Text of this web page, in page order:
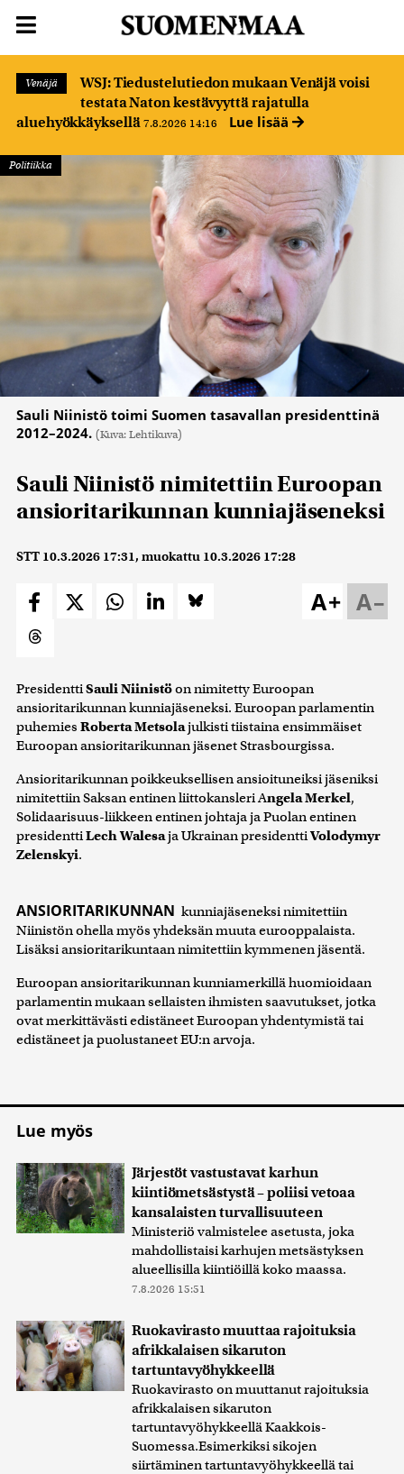
Venäjä
WSJ: Tiedustelutiedon mukaan Venäjä voisi
testata Naton kestävyyttä rajatulla
aluehyökkäyksellä 7.8.2026 14:16 Lue lisää
Politiikka
Sauli Niinistö toimi Suomen tasavallan presidenttinä
2012–2024. (Kuva: Lehtikuva)
Sauli Niinistö nimitettiin Euroopan
ansioritarikunnan kunniajäseneksi
STT 10.3.2026 17:31, muokattu 10.3.2026 17:28
A–
A+
PresidenttiSauli Niinistöon nimitetty Euroopan
ansioritarikunnan kunniajäseneksi. Euroopan parlamentin
puhemies Roberta Metsolajulkisti tiistaina ensimmäiset
Euroopan ansioritarikunnan jäsenet Strasbourgissa.
Ansioritarikunnan poikkeuksellisen ansioituneiksi jäseniksi
nimitettiin Saksan entinen liittokansleri Angela Merkel,
Solidaarisuus-liikkeen entinen johtaja ja Puolan entinen
presidenttiLech Walesaja Ukrainan presidenttiVolodymyr
Zelenskyi.
ANSIORITARIKUNNAN kunniajäseneksi nimitettiin
Niinistön ohella myös yhdeksän muuta eurooppalaista.
Lisäksi ansioritarikuntaan nimitettiin kymmenen jäsentä.
Euroopan ansioritarikunnan kunniamerkillä huomioidaan
parlamentin mukaan sellaisten ihmisten saavutukset, jotka
ovat merkittävästi edistäneet Euroopan yhdentymistä tai
edistäneet ja puolustaneet EU:n arvoja.
Lue myös
Järjestöt vastustavat karhun
kiintiömetsästystä – poliisi vetoaa
kansalaisten turvallisuuteen
Ministeriö valmistelee asetusta, joka
mahdollistaisi karhujen metsästyksen
alueellisilla kiintiöillä koko maassa.
7.8.2026 15:51
Ruokavirasto muuttaa rajoituksia
afrikkalaisen sikaruton
tartuntavyöhykkeellä
Ruokavirasto on muuttanut rajoituksia
afrikkalaisen sikaruton
tartuntavyöhykkeellä Kaakkois-
Suomessa.Esimerkiksi sikojen
siirtäminen tartuntavyöhykkeellä tai